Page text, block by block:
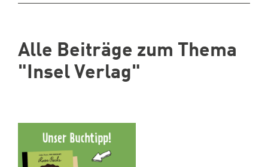
Vor Ort
Wir
Alle Beiträge zum Thema
"Insel Verlag"